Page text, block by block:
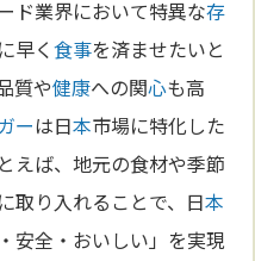
ド業界において特異な存
早く食事を済ませたいと
質や健康への関心も高
ーは日本市場に特化した
えば、地元の食材や季節
取り入れることで、日本
・安全・おいしい」を実現